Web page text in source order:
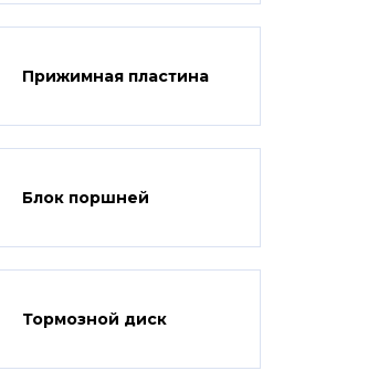
Прижимная пластина
Блок поршней
Тормозной диск